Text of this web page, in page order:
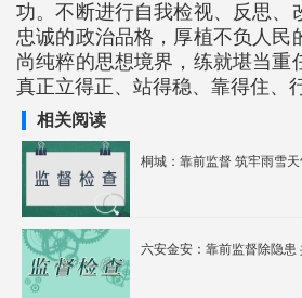
功。不断进行自我检视、反思、
忠诚的政治品格，厚植不负人民
尚纯粹的思想境界，练就堪当重
真正立得正、站得稳、靠得住、
相关阅读
桐城：靠前监督 筑牢雨雪